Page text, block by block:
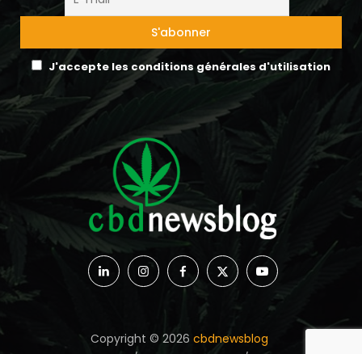
J'accepte les conditions générales d'utilisation
Copyright © 2026 cbdnewsblog